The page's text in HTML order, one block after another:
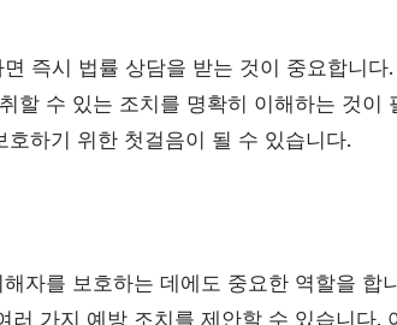
즉시 법률 상담을 받는 것이 중요합니다.
할 수 있는 조치를 명확히 이해하는 것이
하기 위한 첫걸음이 될 수 있습니다.
자를 보호하는 데에도 중요한 역할을 합
가지 예방 조치를 제안할 수 있습니다.